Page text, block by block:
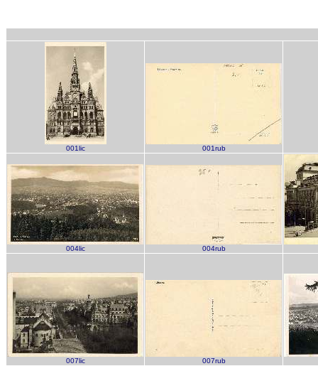
001lic 001rub
004lic 004rub
007lic 007rub